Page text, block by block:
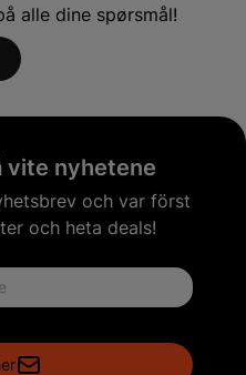
alle dine spørsmål!
vite nyhetene
och var först
och heta deals!